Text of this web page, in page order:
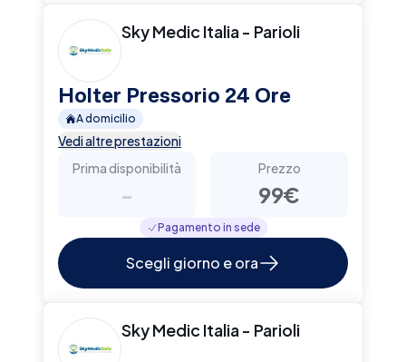
Sky Medic Italia - Parioli
Holter Pressorio 24 Ore
A domicilio
Vedi altre prestazioni
Prima disponibilità
-
Prezzo
99€
Pagamento in sede
Scegli giorno e ora
Sky Medic Italia - Parioli